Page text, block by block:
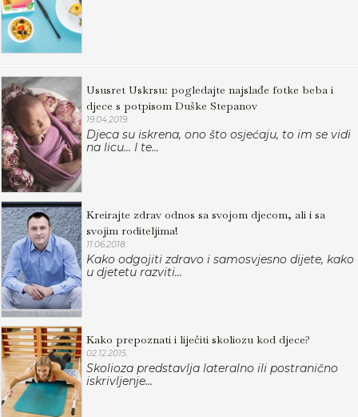
Ususret Uskrsu: pogledajte najslađe fotke beba i
djece s potpisom Duške Stepanov
19.04.2019.
Djeca su iskrena, ono što osjećaju, to im se vidi
na licu... I te...
Kreirajte zdrav odnos sa svojom djecom, ali i sa
svojim roditeljima!
11.06.2018.
Kako odgojiti zdravo i samosvjesno dijete, kako
u djetetu razviti...
Kako prepoznati i liječiti skoliozu kod djece?
02.12.2015.
Skolioza predstavlja lateralno ili postranično
iskrivljenje...